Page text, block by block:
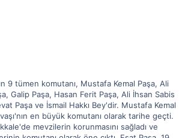
9 tümen komutanı, Mustafa Kemal Paşa, Ali
Galip Paşa, Hasan Ferit Paşa, Ali İhsan Sabis
Paşa ve İsmail Hakkı Bey'dir. Mustafa Kemal
en büyük komutanı olarak tarihe geçti.
mevzilerin korunmasını sağladı ve